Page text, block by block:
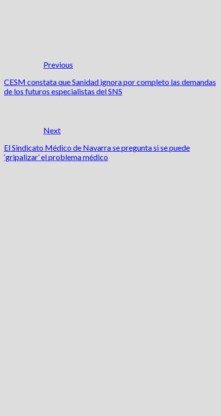
Previous
CESM constata que Sanidad ignora por completo las demandas
de los futuros especialistas del SNS
Next
El Sindicato Médico de Navarra se pregunta si se puede
‘gripalizar’ el problema médico